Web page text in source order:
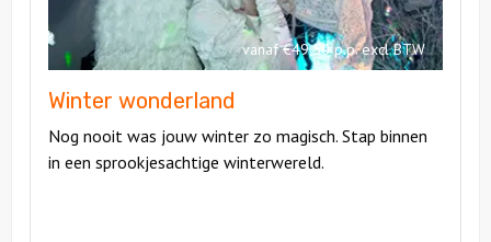
vanaf €49,50 p.p. excl BTW
Winter wonderland
Nog nooit was jouw winter zo magisch. Stap binnen
in een sprookjesachtige winterwereld.